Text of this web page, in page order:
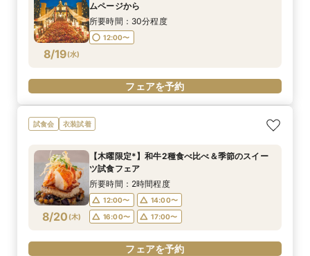
8/19(水)
ムページから
所要時間：30分程度
12:00〜
フェアを予約
試食会 衣装試着
8/20 (木)
【木曜限定*】和牛2種食べ比べ＆季節のスイー
ツ試食フェア
所要時間：2時間程度
12:00〜
14:00〜
16:00〜
17:00〜
フェアを予約